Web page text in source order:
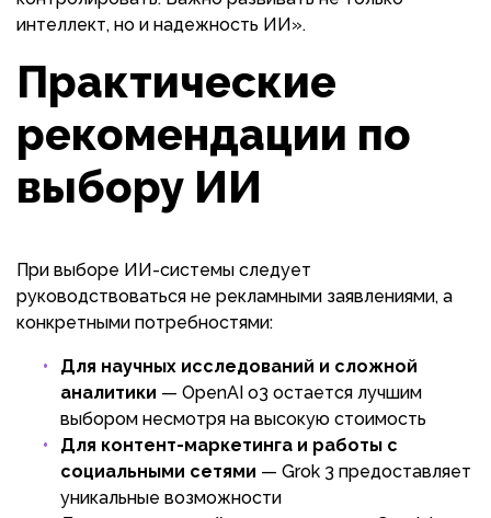
интеллект, но и надежность ИИ».
Практические
рекомендации по
выбору ИИ
При выборе ИИ-системы следует
руководствоваться не рекламными заявлениями, а
конкретными потребностями:
Для научных исследований и сложной
аналитики — OpenAI o3 остается лучшим
выбором несмотря на высокую стоимость
Для контент-маркетинга и работы с
социальными сетями — Grok 3 предоставляет
уникальные возможности